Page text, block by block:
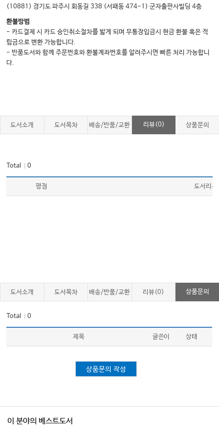
(10881) 경기도 파주시 회동길 338 (서패동 474-1) 군자출판사빌딩 4층
환불방법
- 카드결제 시 카드 승인취소절차를 밟게 되며 무통장입금시 현금 환불 혹은 적
립금으로 변환 가능합니다.
- 반품도서와 함께 주문번호와 환불계좌번호를 알려주시면 빠른 처리 가능합니
다.
도서소개 도서목차 배송/반품/교환 리뷰(0) 상품문의
Total ｜0
평점 도서리뷰
도서소개 도서목차 배송/반품/교환 리뷰(0) 상품문의
Total ｜0
제목 글쓴이 상태
상품문의 작성
이 분야의 베스트도서